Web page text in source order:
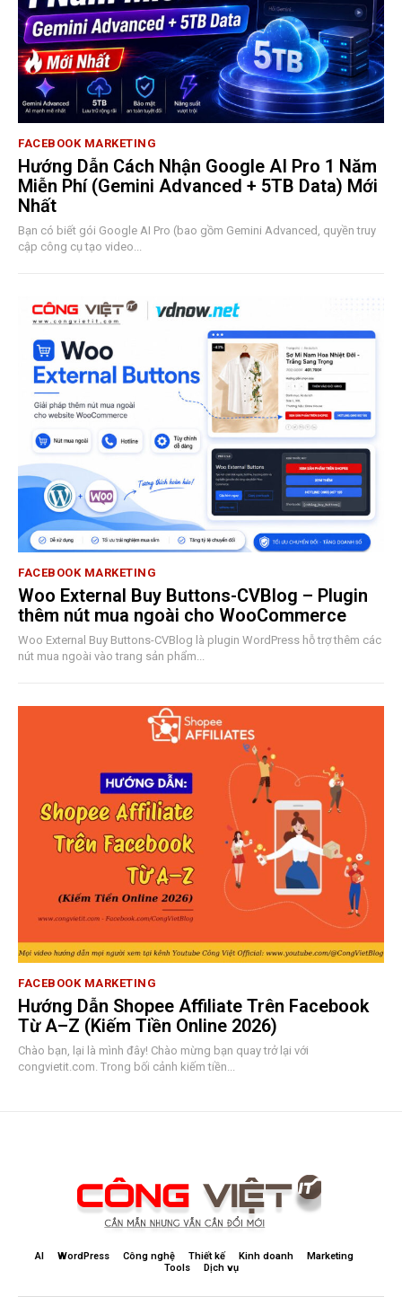
FACEBOOK MARKETING
Hướng Dẫn Cách Nhận Google AI Pro 1 Năm
Miễn Phí (Gemini Advanced + 5TB Data) Mới
Nhất
Bạn có biết gói Google AI Pro (bao gồm Gemini Advanced, quyền truy
cập công cụ tạo video...
FACEBOOK MARKETING
Woo External Buy Buttons-CVBlog – Plugin
thêm nút mua ngoài cho WooCommerce
Woo External Buy Buttons-CVBlog là plugin WordPress hỗ trợ thêm các
nút mua ngoài vào trang sản phẩm...
FACEBOOK MARKETING
Hướng Dẫn Shopee Affiliate Trên Facebook
Từ A–Z (Kiếm Tiền Online 2026)
Chào bạn, lại là mình đây! Chào mừng bạn quay trở lại với
congvietit.com. Trong bối cảnh kiếm tiền...
AI WordPress Công nghệ Thiết kế Kinh doanh
Marketing
Tools
Dịch vụ